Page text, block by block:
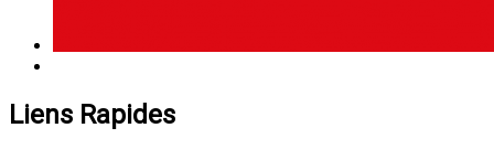
Liens Rapides